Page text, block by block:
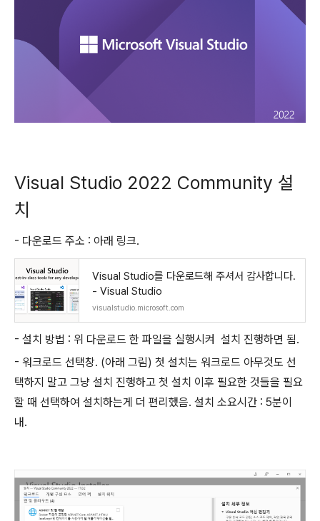
Visual Studio 2022 Community 설
치
- 다운로드 주소 : 아래 링크.
Visual Studio를 다운로드해 주셔서 감사합니다.
- Visual Studio
visualstudio.microsoft.com
- 설치 방법 : 위 다운로드 한 파일을 실행시켜 설치 진행하면 됨.
- 워크로드 선택창. (아래 그림) 첫 설치는 워크로드 아무것도 선
택하지 말고 그냥 설치 진행하고 첫 설치 이후 필요한 것들을 필요
할 때 선택하여 설치하는게 더 편리했음. 설치 소요시간 : 5분이
내.